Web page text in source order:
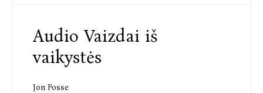
Audio Vaizdai iš
vaikystės
Jon Fosse